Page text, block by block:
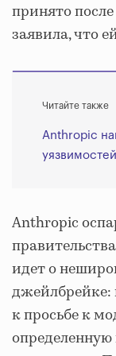
принято
заявила, что
Читайте также
Anthropic
Anthropic
идет о
джейлбрейке:
к просьбе к
определенную